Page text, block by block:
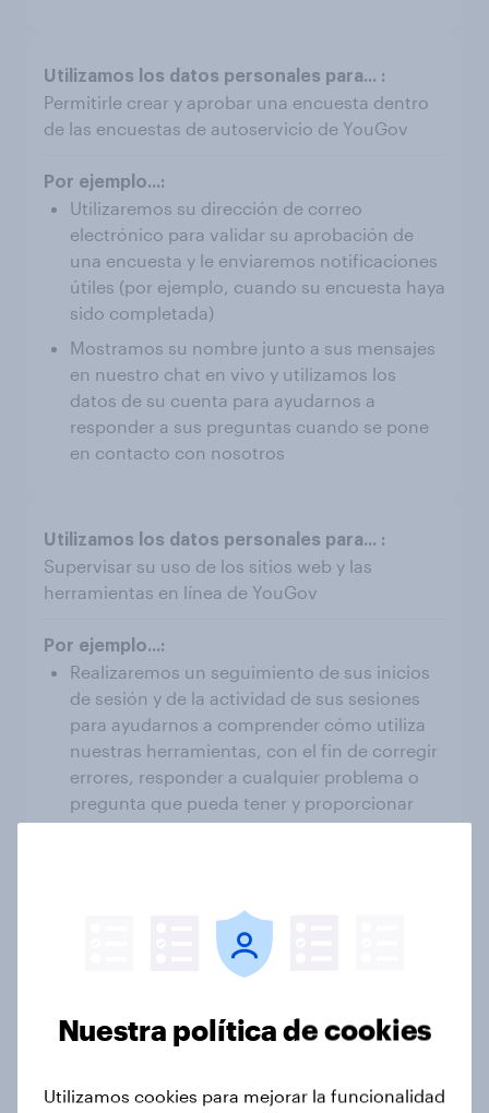
Permitirle crear y aprobar una encuesta dentro
de las encuestas de autoservicio de YouGov
Utilizaremos su dirección de correo
electrónico para validar su aprobación de
una encuesta y le enviaremos notificaciones
útiles (por ejemplo, cuando su encuesta haya
sido completada)
Mostramos su nombre junto a sus mensajes
en nuestro chat en vivo y utilizamos los
datos de su cuenta para ayudarnos a
responder a sus preguntas cuando se pone
en contacto con nosotros
Supervisar su uso de los sitios web y las
herramientas en línea de YouGov
Realizaremos un seguimiento de sus inicios
de sesión y de la actividad de sus sesiones
para ayudarnos a comprender cómo utiliza
nuestras herramientas, con el fin de corregir
errores, responder a cualquier problema o
pregunta que pueda tener y proporcionar
información para el desarrollo interno de
similares más abajo para obtener más
información
Nuestra política de cookies
Utilizamos cookies para mejorar la funcionalidad